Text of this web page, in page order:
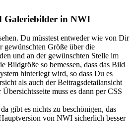
Galeriebilder in NWI
Du müsstest entweder wie von Dir
gewünschten Größe über die
und an der gewünschten Stelle im
Bildgröße so bemessen, dass das Bild
hinterlegt wird, so dass Du es
als auch der Beitragsdetailansicht
muss es dann per CSS
gibt es nichts zu beschönigen, das
von NWI sicherlich besser